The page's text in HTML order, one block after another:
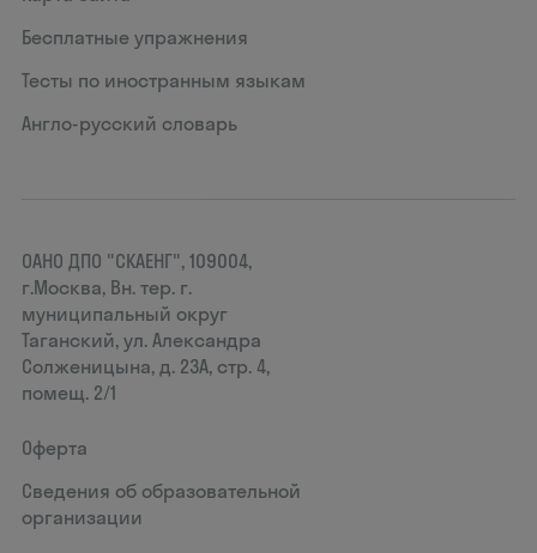
Бесплатные упражнения
Тесты по иностранным языкам
Англо-русский словарь
ОАНО ДПО "СКАЕНГ", 109004,
г.Москва, Вн. тер. г.
муниципальный округ
Таганский, ул. Александра
Солженицына, д. 23А, стр. 4,
помещ. 2/1
Оферта
Сведения об образовательной
организации